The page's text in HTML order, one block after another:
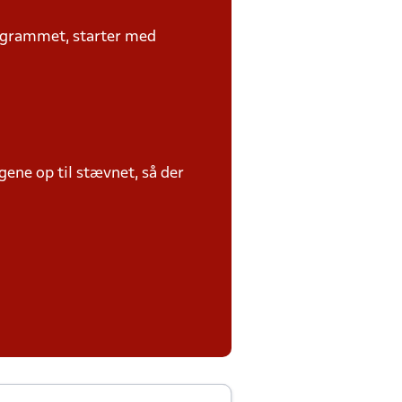
starter med
op til stævnet, så der